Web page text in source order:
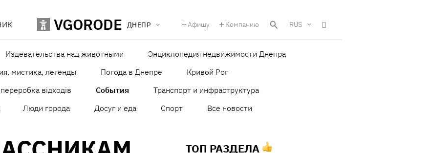
VGORODE ДНЕПР Афишу Компанию RUS
Издевательства над животными
Энциклопедия недвижимости Днепра
мистика, легенды
Погода в Днепре
Кривой Рог
відходів
События
Транспорт и инфраструктура
Люди города Досуг и еда Спорт Все новости
ТОП РАЗДЕЛА